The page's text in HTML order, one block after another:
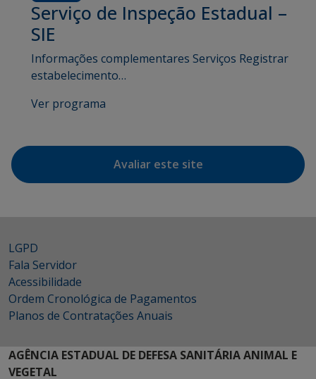
Serviço de Inspeção Estadual –
SIE
Informações complementares Serviços Registrar
estabelecimento…
Ver programa
Avaliar este site
LGPD
Fala Servidor
Acessibilidade
Ordem Cronológica de Pagamentos
Planos de Contratações Anuais
AGÊNCIA ESTADUAL DE DEFESA SANITÁRIA ANIMAL E
VEGETAL